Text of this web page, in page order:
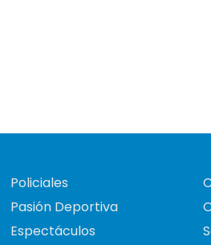
Policiales
Pasión Deportiva
Espectáculos